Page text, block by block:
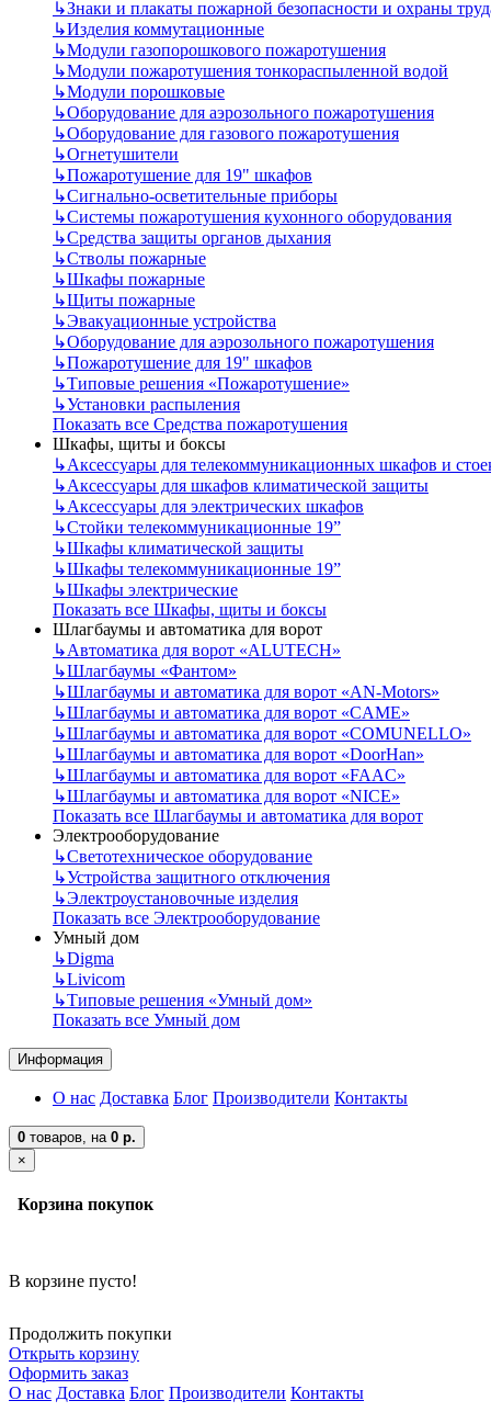
↳Знаки и плакаты пожарной безопасности и охраны
↳Изделия коммутационные
↳Модули газопорошкового пожаротушения
↳Модули пожаротушения тонкораспыленной водой
↳Модули порошковые
↳Оборудование для аэрозольного пожаротушения
↳Оборудование для газового пожаротушения
↳Огнетушители
↳Пожаротушение для 19" шкафов
↳Сигнально-осветительные приборы
↳Системы пожаротушения кухонного оборудования
↳Средства защиты органов дыхания
↳Стволы пожарные
↳Шкафы пожарные
↳Щиты пожарные
↳Эвакуационные устройства
↳Оборудование для аэрозольного пожаротушения
↳Пожаротушение для 19" шкафов
↳Типовые решения «Пожаротушение»
↳Установки распыления
Показать все Средства пожаротушения
Шкафы, щиты и боксы
↳Аксессуары для телекоммуникационных шкафов и
↳Аксессуары для шкафов климатической защиты
↳Аксессуары для электрических шкафов
↳Стойки телекоммуникационные 19”
↳Шкафы климатической защиты
↳Шкафы телекоммуникационные 19”
↳Шкафы электрические
Показать все Шкафы, щиты и боксы
Шлагбаумы и автоматика для ворот
↳Автоматика для ворот «ALUTECH»
↳Шлагбаумы «Фантом»
↳Шлагбаумы и автоматика для ворот «AN-Motors»
↳Шлагбаумы и автоматика для ворот «CAME»
↳Шлагбаумы и автоматика для ворот «COMUNELLO»
↳Шлагбаумы и автоматика для ворот «DoorHan»
↳Шлагбаумы и автоматика для ворот «FAAC»
↳Шлагбаумы и автоматика для ворот «NICE»
Показать все Шлагбаумы и автоматика для ворот
Электрооборудование
↳Светотехническое оборудование
↳Устройства защитного отключения
↳Электроустановочные изделия
Показать все Электрооборудование
Умный дом
↳Digma
↳Livicom
↳Типовые решения «Умный дом»
Показать все Умный дом
Информация
О нас Доставка Блог Производители Контакты
0 товаров, на 0 р.
×
Корзина покупок
В корзине пусто!
Продолжить покупки
Открыть корзину
Оформить заказ
О нас Доставка Блог Производители Контакты